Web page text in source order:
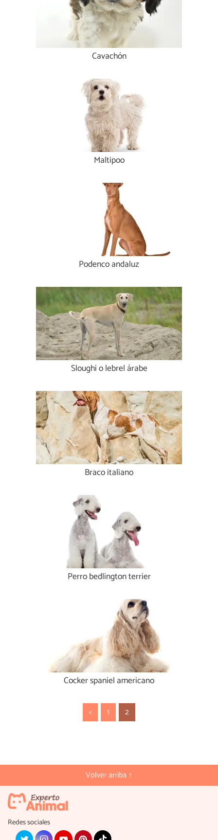
Cavachón
Maltipoo
Podenco andaluz
Sloughi o lebrel árabe
Braco italiano
Perro bedlington terrier
Cocker spaniel americano
< 1 2
Volver arriba ↑
Redes sociales